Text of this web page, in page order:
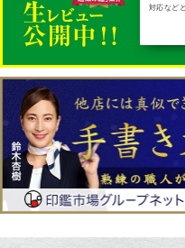
て本当